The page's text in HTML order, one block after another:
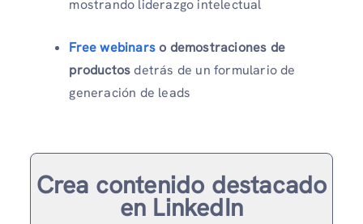
mostrando liderazgo intelectual
Free webinarso demostraciones de
productosdetrás de un formulario de
generación de leads
Crea contenido destacado
en LinkedIn